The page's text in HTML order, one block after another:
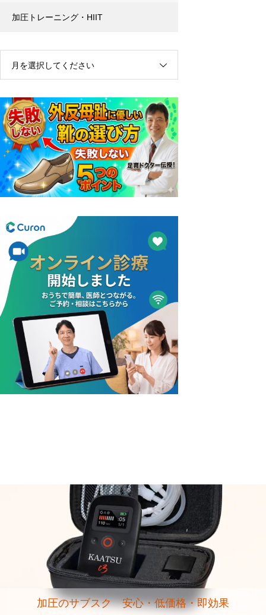
加圧トレーニング・HIIT
月を選択してください
加圧のサブスク 安心・低価格・即効果